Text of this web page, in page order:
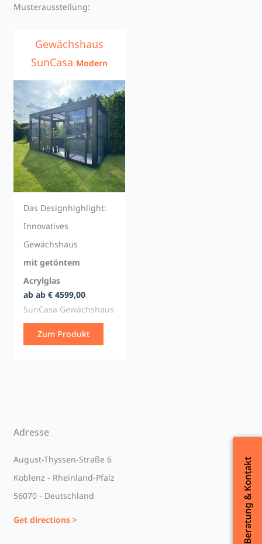
Musterausstellung:
Gewächshaus
SunCasa Modern
Das Designhighlight:
Innovatives
Gewächshaus
mit getöntem
Acrylglas
ab ab € 4599,00
SunCasa Gewächshaus
Zum Produkt
Adresse
August-Thyssen-Straße 6
Koblenz - Rheinland-Pfalz
56070 - Deutschland
Get directions > Beratung & Kontakt
Beratung & Kontakt